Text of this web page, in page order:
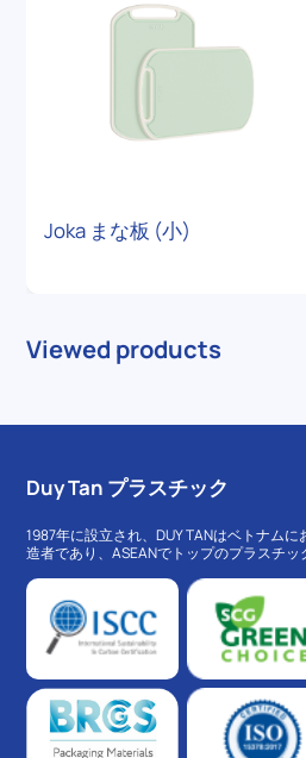
Joka まな板 (小)
Viewed products
Duy Tan プラスチック
1987年に設立され、DUY TANはベトナム
造者であり、ASEANでトップのプラスチッ